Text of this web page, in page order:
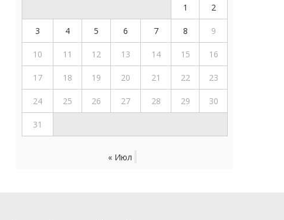
1 2
3 4 5 6 7 8 9
10 11 12 13 14 15 16
17 18 19 20 21 22 23
24 25 26 27 28 29 30
31
« Июл